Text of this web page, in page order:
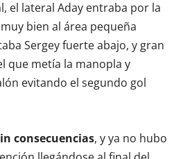
el lateral Aday entraba por la
bien al área pequeña
Sergey fuerte abajo, y gran
que metía la manopla y
evitando el segundo gol
consecuencias, y ya no hubo